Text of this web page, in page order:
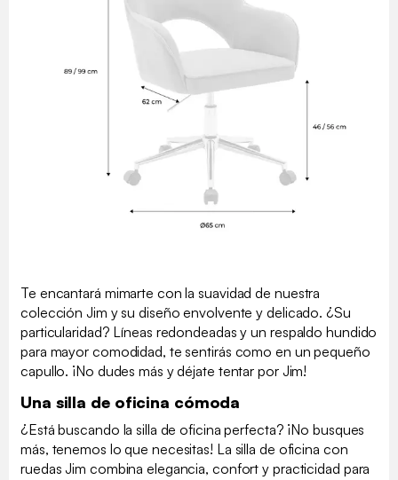
Te encantará mimarte con la suavidad de nuestra
colección Jim y su diseño envolvente y delicado. ¿Su
particularidad? Líneas redondeadas y un respaldo hundido
para mayor comodidad, te sentirás como en un pequeño
capullo. ¡No dudes más y déjate tentar por Jim!
Una silla de oficina cómoda
¿Está buscando la silla de oficina perfecta? ¡No busques
más, tenemos lo que necesitas! La silla de oficina con
ruedas Jim combina elegancia, confort y practicidad para